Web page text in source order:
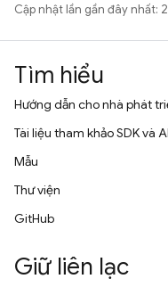
Cập nhật lần gần đây nhất:
Tìm hiểu
Hướng dẫn cho nhà phát
Tài liệu tham khảo SDK và
Mẫu
Thư viện
GitHub
Giữ liên lạc